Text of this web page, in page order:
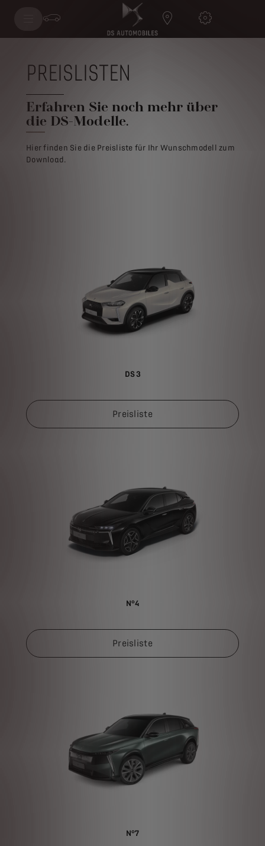
PREISLISTEN
Erfahren Sie noch mehr über
die DS-Modelle.
Hier finden Sie die Preisliste für Ihr Wunschmodell zum
Download.
DS 3
Preisliste
N°4
Preisliste
N°7